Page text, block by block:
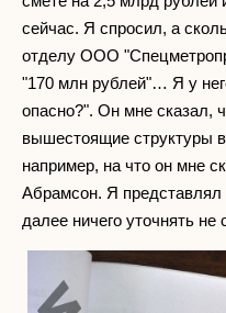
сейчас. Я спросил, а
отделу ООО
"170 млн рублей"… Я у
опасно?". Он мне сказал,
вышестоящие структуры
например, на что он мне
Абрамсон. Я представлял
далее ничего уточнять не